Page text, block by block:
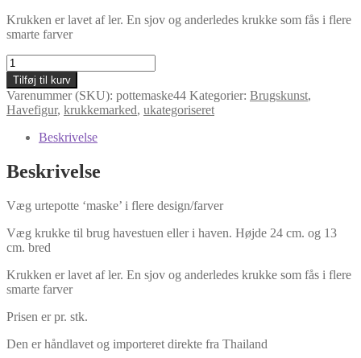
Krukken er lavet af ler. En sjov og anderledes krukke som fås i flere
smarte farver
Væg
urtepotte
'maske'
i
flere
design/farver
Tilføj til kurv
Varenummer (SKU): pottemaske44 Kategorier: Brugskunst,
Havefigur, krukkemarked, ukategoriseret
Beskrivelse
Beskrivelse
Væg urtepotte ‘maske’ i flere design/farver
Væg krukke til brug havestuen eller i haven. Højde 24 cm. og 13
cm. bred
Krukken er lavet af ler. En sjov og anderledes krukke som fås i flere
smarte farver
Prisen er pr. stk.
Den er håndlavet og importeret direkte fra Thailand